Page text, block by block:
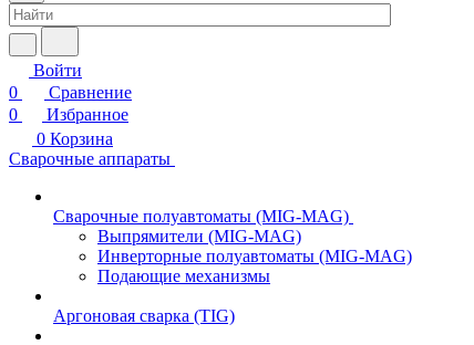
Войти
0
Сравнение
0
Избранное
0 Корзина
Сварочные аппараты
Сварочные полуавтоматы (MIG-MAG)
Выпрямители (MIG-MAG)
Инверторные полуавтоматы (MIG-MAG)
Подающие механизмы
Аргоновая сварка (TIG)